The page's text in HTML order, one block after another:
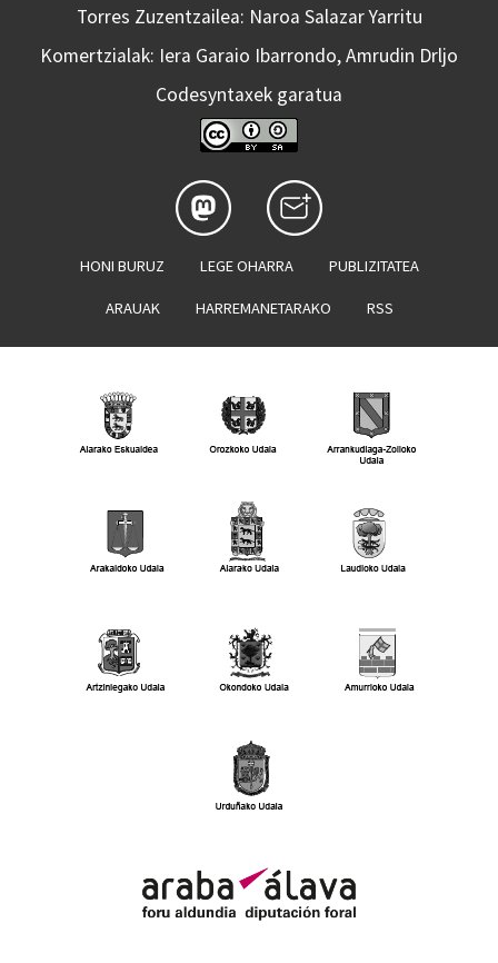
Torres Zuzentzailea: Naroa Salazar Yarritu
Komertzialak: Iera Garaio Ibarrondo, Amrudin Drljo
Codesyntaxek garatua
HONI BURUZ LEGE OHARRA PUBLIZITATEA
ARAUAK HARREMANETARAKO RSS